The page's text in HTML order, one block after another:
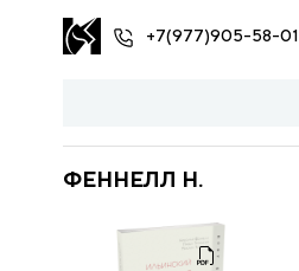
+7(977)905-58-01
ФЕННЕЛЛ Н.